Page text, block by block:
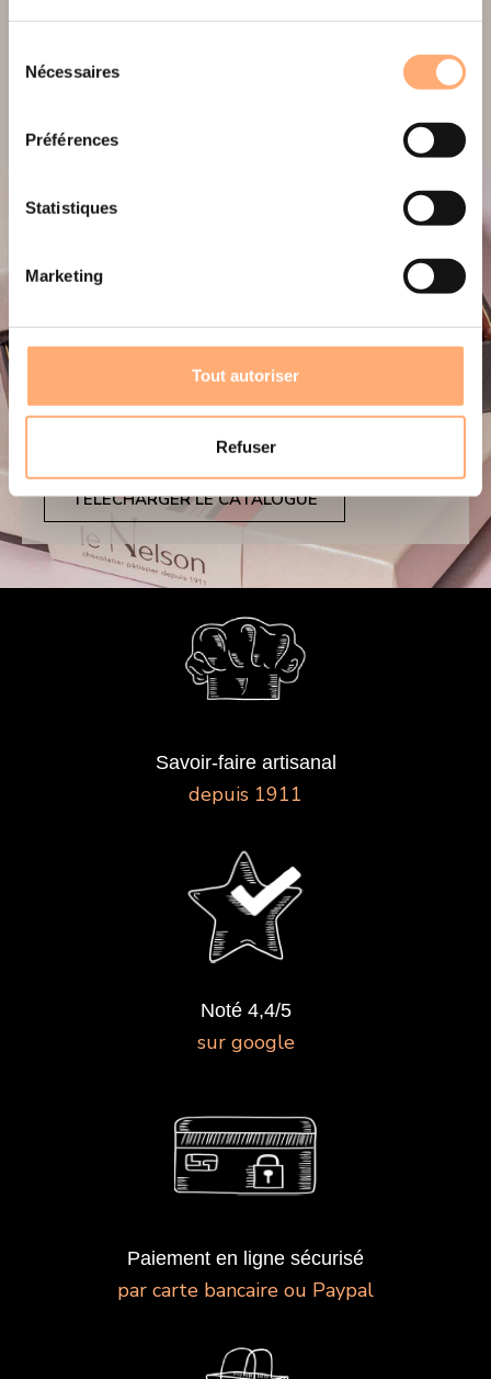
Nécessaires
Préférences
Statistiques
Marketing
Tout autoriser
Refuser
TÉLÉCHARGER LE CATALOGUE
Savoir-faire artisanal
depuis 1911
Noté 4,4/5
sur google
Paiement en ligne sécurisé
par carte bancaire ou Paypal